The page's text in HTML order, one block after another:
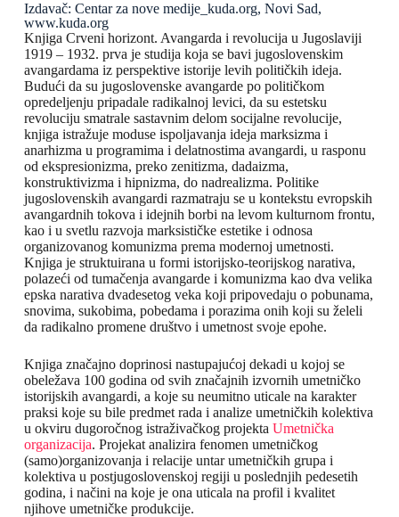
Izdavač: Centar za nove medije_kuda.org, Novi Sad,
www.kuda.org
Knjiga Crveni horizont. Avangarda i revolucija u Jugoslaviji
1919 – 1932. prva je studija koja se bavi jugoslovenskim
avangardama iz perspektive istorije levih političkih ideja.
Budući da su jugoslovenske avangarde po političkom
opredeljenju pripadale radikalnoj levici, da su estetsku
revoluciju smatrale sastavnim delom socijalne revolucije,
knjiga istražuje moduse ispoljavanja ideja marksizma i
anarhizma u programima i delatnostima avangardi, u rasponu
od ekspresionizma, preko zenitizma, dadaizma,
konstruktivizma i hipnizma, do nadrealizma. Politike
jugoslovenskih avangardi razmatraju se u kontekstu evropskih
avangardnih tokova i idejnih borbi na levom kulturnom frontu,
kao i u svetlu razvoja marksističke estetike i odnosa
organizovanog komunizma prema modernoj umetnosti.
Knjiga je struktuirana u formi istorijsko-teorijskog narativa,
polazeći od tumačenja avangarde i komunizma kao dva velika
epska narativa dvadesetog veka koji pripovedaju o pobunama,
snovima, sukobima, pobedama i porazima onih koji su želeli
da radikalno promene društvo i umetnost svoje epohe.
Knjiga značajno doprinosi nastupajućoj dekadi u kojoj se
obeležava 100 godina od svih značajnih izvornih umetničko
istorijskih avangardi, a koje su neumitno uticale na karakter
praksi koje su bile predmet rada i analize umetničkih kolektiva
u okviru dugoročnog istraživačkog projekta Umetnička
organizacija. Projekat analizira fenomen umetničkog
(samo)organizovanja i relacije untar umetničkih grupa i
kolektiva u postjugoslovenskoj regiji u poslednjih pedesetih
godina, i načini na koje je ona uticala na profil i kvalitet
njihove umetničke produkcije.